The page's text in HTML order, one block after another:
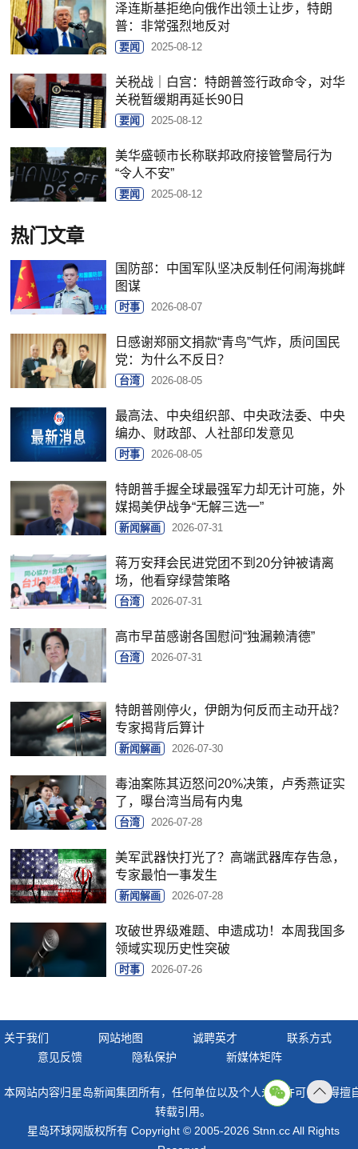
泽连斯基拒绝向俄作出领土让步，特朗
普：非常强烈地反对
要闻 2025-08-12
关税战｜白宫：特朗普签行政命令，对华
关税暂缓期再延长90日
要闻 2025-08-12
美华盛顿市长称联邦政府接管警局行为
“令人不安”
要闻 2025-08-12
热门文章
国防部：中国军队坚决反制任何闹海挑衅
图谋
时事 2026-08-07
日感谢郑丽文捐款“青鸟”气炸，质问国民
党：为什么不反日？
台湾 2026-08-05
最高法、中央组织部、中央政法委、中央
编办、财政部、人社部印发意见
时事 2026-08-05
特朗普手握全球最强军力却无计可施，外
媒揭美伊战争“无解三选一”
新闻解画 2026-07-31
蒋万安拜会民进党团不到20分钟被请离
场，他看穿绿营策略
台湾 2026-07-31
高市早苗感谢各国慰问“独漏赖清德”
台湾 2026-07-31
特朗普刚停火，伊朗为何反而主动开战？
专家揭背后算计
新闻解画 2026-07-30
毒油案陈其迈怒问20%决策，卢秀燕证实
了，曝台湾当局有内鬼
台湾 2026-07-28
美军武器快打光了？高端武器库存告急，
专家最怕一事发生
新闻解画 2026-07-28
攻破世界级难题、申遗成功！本周我国多
领域实现历史性突破
时事 2026-07-26
关于我们 网站地图 诚聘英才
联系方式
意见反馈
隐私保护 新媒体矩阵
本网站内容归星岛新闻集团所有，任何单位以及个人未经许可，不得擅
转载引用。
星岛环球网版权所有 Copyright © 2005-2026 Stnn.cc All Rights
顶部